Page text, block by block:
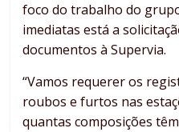
foco do trabalho do
imediatas está a
documentos à Supervia.
“Vamos requerer os
roubos e furtos nas
quantas composições